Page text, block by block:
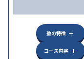
塾の特徴
コース内容